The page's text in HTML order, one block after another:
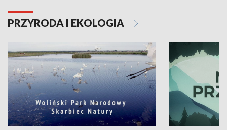
PRZYRODA I EKOLOGIA